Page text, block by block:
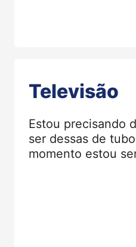
Televisão
Estou precisando
ser dessas de
momento estou